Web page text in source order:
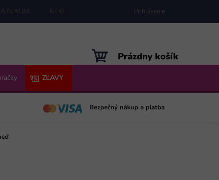
PLATBA REKLAMÁCIE MAPA SERVERU
Prihlásenie
NÁKUPNÝ
KOŠÍK
Prázdny košík
ZĽAVY
Bezpečný nákup a platba